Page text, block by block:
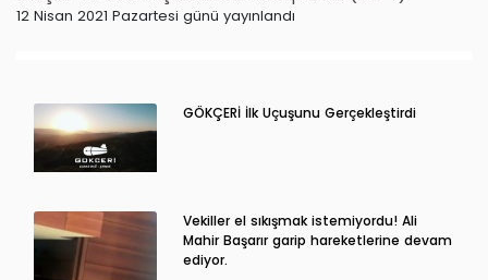
12 Nisan 2021 Pazartesi günü yayınlandı
GÖKÇERİ İlk Uçuşunu Gerçekleştirdi
Vekiller el sıkışmak istemiyordu! Ali
Mahir Başarır garip hareketlerine devam
ediyor.